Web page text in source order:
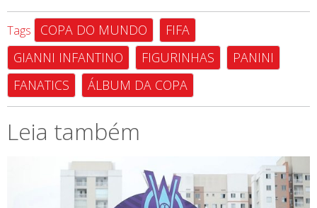
Tags COPA DO MUNDO
FIFA
GIANNI INFANTINO
FIGURINHAS
PANINI
FANATICS
ÁLBUM DA COPA
Leia também